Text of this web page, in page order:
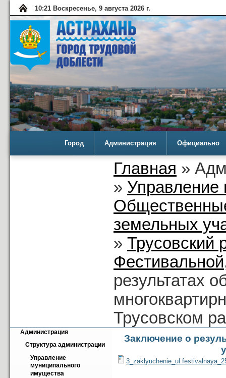
10:21 Воскресенье, 9 августа 2026 г.
Город Администрация Официально
Главная »
» Управление
земельных
» Трусовский
результатах
Трусовском
Администрация
Структура администрации
Управление
муниципального
имущества
Заключение о